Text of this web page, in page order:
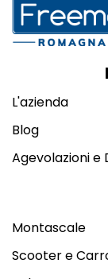
L'azienda
Blog
Agevolazioni e
Montascale
Scooter e